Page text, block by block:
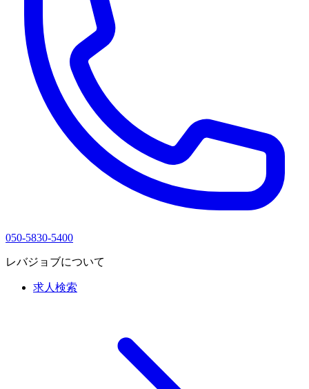
050-5830-5400
レバジョブについて
求人検索